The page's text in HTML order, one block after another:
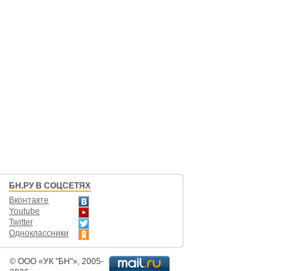
БН.РУ В СОЦСЕТЯХ
Вконтакте
Youtube
Twitter
Одноклассники
© ООО «УК "БН"» , 2005-